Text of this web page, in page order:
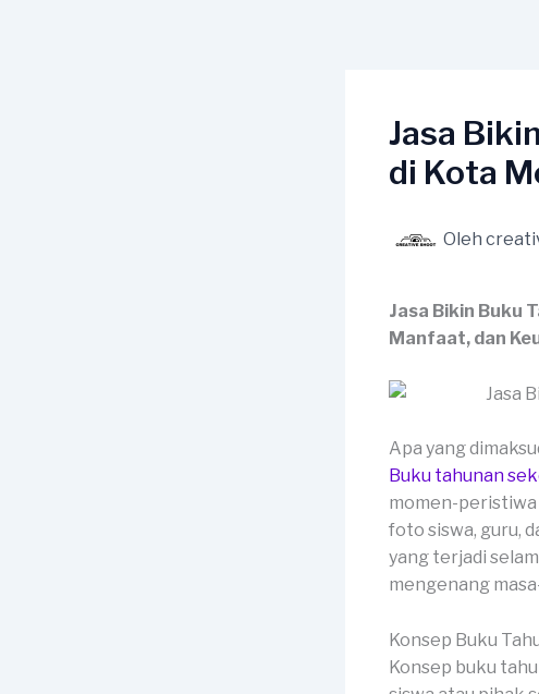
Jasa
di Kota
Oleh
Jasa Bikin Buku
Manfaat, dan
Apa yang
Buku tahunan
momen-peristiwa
foto siswa, guru,
yang terjadi
mengenang
Konsep Buku
Konsep buku